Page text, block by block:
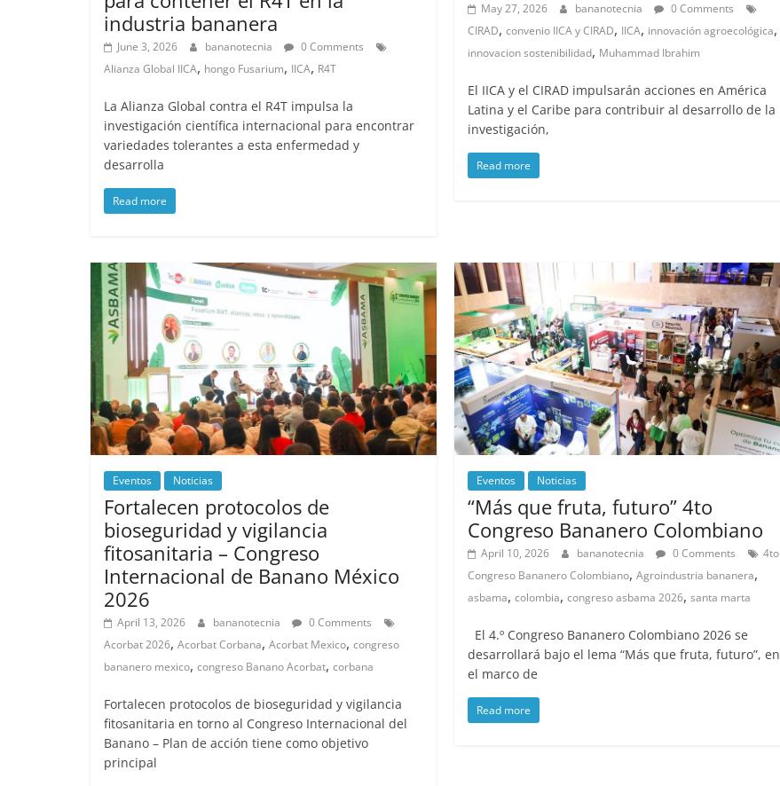
industria bananera
June 3, 2026 bananotecnia
0 Comments
Alianza Global IICA, hongo Fusarium, IICA, R4T
La Alianza Global contra el R4T impulsa la
investigación científica internacional para encontrar
variedades tolerantes a esta enfermedad y
desarrolla
Read more
May 27, 2026 bananotecnia
0 Comments
CIRAD,convenio IICA y CIRAD, IICA, innovación agroecológica,
innovacion sostenibilidad, Muhammad Ibrahim
El IICA y el CIRAD impulsarán acciones en América
Latina y el Caribe para contribuir al desarrollo de la
investigación,
Read more
Eventos Noticias
Fortalecen protocolos de
bioseguridad y vigilancia
fitosanitaria – Congreso
Internacional de Banano México
2026
April 13, 2026 bananotecnia
0 Comments
Acorbat 2026, Acorbat Corbana, Acorbat Mexico, congreso
bananero mexico, congreso Banano Acorbat, corbana
Fortalecen protocolos de bioseguridad y vigilancia
fitosanitaria en torno al Congreso Internacional del
Banano – Plan de acción tiene como objetivo
principal
Eventos Noticias
“Más que fruta, futuro” 4to
Congreso Bananero Colombiano
April 10, 2026 bananotecnia 0 Comments
4to
Congreso Bananero Colombiano,Agroindustria bananera,
asbama,colombia,congreso asbama 2026,santa marta
El 4.º Congreso Bananero Colombiano 2026 se
desarrollará bajo el lema “Más que fruta, futuro”, en
el marco de
Read more